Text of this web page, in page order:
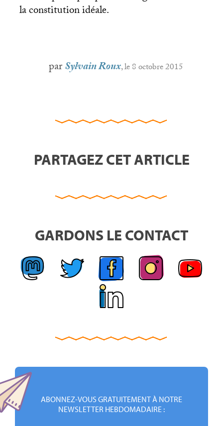
la constitution idéale.
parSylvain Roux, le 8 octobre 2015
PARTAGEZ CET ARTICLE
GARDONS LE CONTACT
ABONNEZ-VOUS GRATUITEMENT À NOTRE
NEWSLETTER HEBDOMADAIRE :